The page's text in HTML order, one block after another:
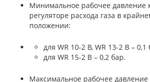
Минимальное рабочее давление
регуляторе расхода газа в
положении:
для WR 10-2 B, WR 13-2 B – 0,1
для WR 15-2 B – 0,2 бар.
Максимальное рабочее давление